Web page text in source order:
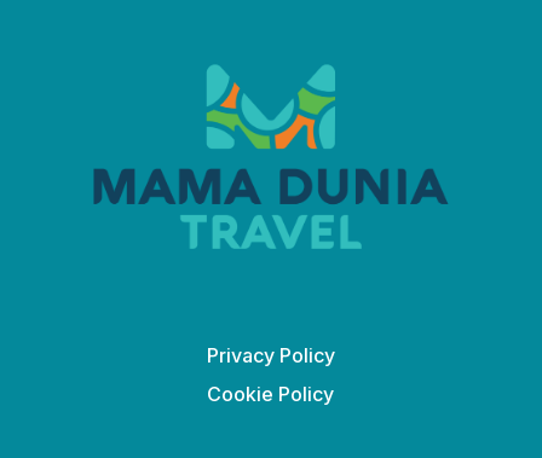
Privacy Policy
Cookie Policy